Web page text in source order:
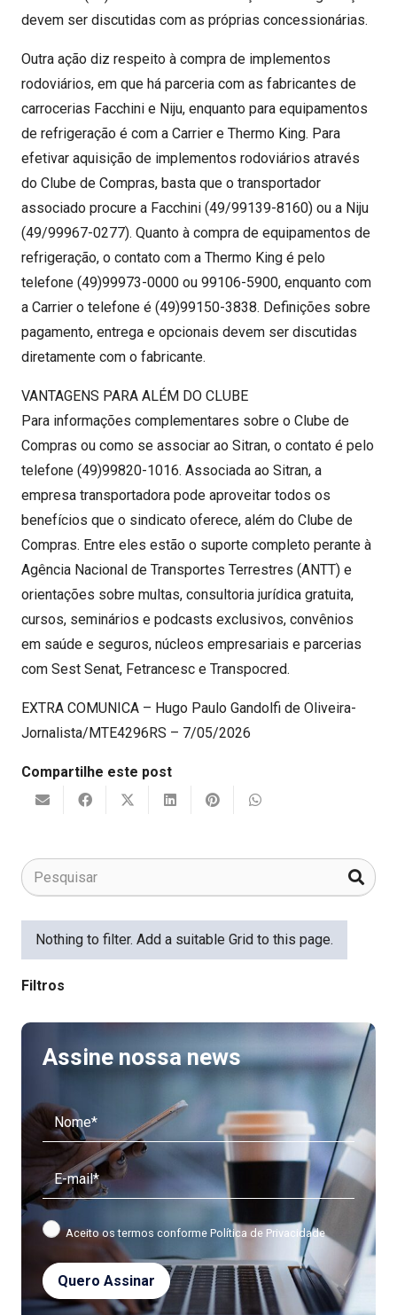
devem ser discutidas com as próprias concessionárias.
Outra ação diz respeito à compra de implementos
rodoviários, em que há parceria com as fabricantes de
carrocerias Facchini e Niju, enquanto para equipamentos
de refrigeração é com a Carrier e Thermo King. Para
efetivar aquisição de implementos rodoviários através
do Clube de Compras, basta que o transportador
associado procure a Facchini (49/99139-8160) ou a Niju
(49/99967-0277). Quanto à compra de equipamentos de
refrigeração, o contato com a Thermo King é pelo
telefone (49)99973-0000 ou 99106-5900, enquanto com
a Carrier o telefone é (49)99150-3838. Definições sobre
pagamento, entrega e opcionais devem ser discutidas
diretamente com o fabricante.
VANTAGENS PARA ALÉM DO CLUBE
Para informações complementares sobre o Clube de
Compras ou como se associar ao Sitran, o contato é pelo
telefone (49)99820-1016. Associada ao Sitran, a
empresa transportadora pode aproveitar todos os
benefícios que o sindicato oferece, além do Clube de
Compras. Entre eles estão o suporte completo perante à
Agência Nacional de Transportes Terrestres (ANTT) e
orientações sobre multas, consultoria jurídica gratuita,
cursos, seminários e podcasts exclusivos, convênios
em saúde e seguros, núcleos empresariais e parcerias
com Sest Senat, Fetrancesc e Transpocred.
EXTRA COMUNICA – Hugo Paulo Gandolfi de Oliveira-
Jornalista/MTE4296RS – 7/05/2026
Compartilhe este post
Nothing to filter. Add a suitable Grid to this page.
Filtros
Assine nossa news
Aceito os termos conforme Política de Privacidade